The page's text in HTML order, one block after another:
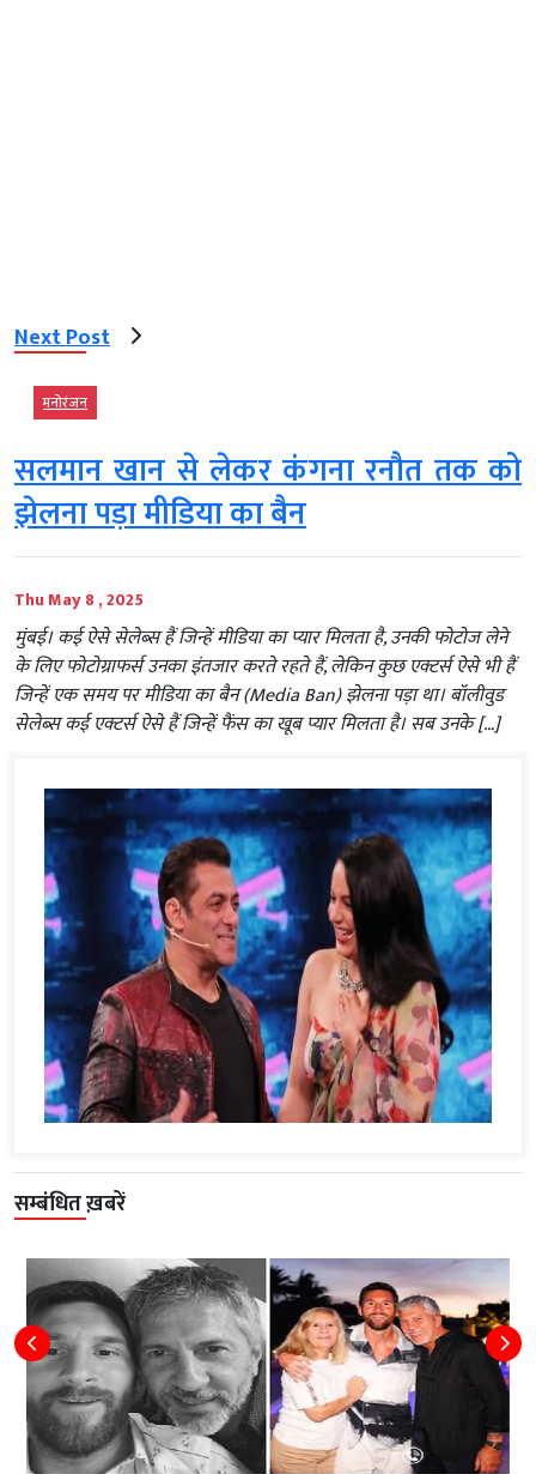
Next Post
मनोरंजन
सलमान खान से लेकर कंगना रनौत तक को
झेलना पड़ा मीडिया का बैन
Thu May 8 , 2025
मुंबई। कई ऐसे सेलेब्स हैं जिन्हें मीडिया का प्यार मिलता है, उनकी फोटोज लेने
के लिए फोटोग्राफर्स उनका इंतजार करते रहते हैं, लेकिन कुछ एक्टर्स ऐसे भी हैं
जिन्हें एक समय पर मीडिया का बैन (Media Ban) झेलना पड़ा था। बॉलीवुड
सेलेब्स कई एक्टर्स ऐसे हैं जिन्हें फैंस का खूब प्यार मिलता है। सब उनके […]
सम्बंधित ख़बरें